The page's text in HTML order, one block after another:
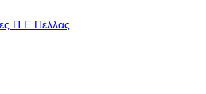
Π.Ε.Πέλλας